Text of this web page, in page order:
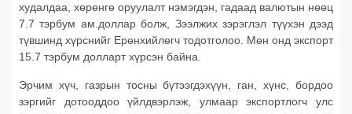
худалдаа, хөрөнгө оруулалт нэмэгдэн, гадаад валютын нөөц
7.7 тэрбум ам.доллар болж, Зээлжих зэрэглэл түүхэн дээд
түвшинд хүрснийг Ерөнхийлөгч тодотголоо. Мөн онд экспорт
15.7 тэрбум долларт хүрсэн байна.
Эрчим хүч, газрын тосны бүтээгдэхүүн, ган, хүнс, бордоо
зэргийг дотооддоо үйлдвэрлэж, улмаар экспортлогч улс